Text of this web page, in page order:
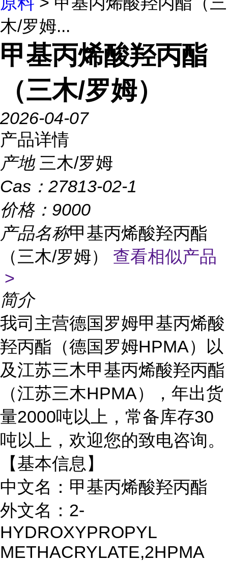
木/罗姆...
甲基丙烯酸羟丙酯
（三木/罗姆）
2026-04-07
产品详情
产地 三木/罗姆
Cas： 27813-02-1
价格： 9000
产品名称甲基丙烯酸羟丙酯
（三木/罗姆） 查看相似产品
>
简介
我司主营德国罗姆甲基丙烯酸
羟丙酯（德国罗姆HPMA）以
及江苏三木甲基丙烯酸羟丙酯
（江苏三木HPMA），年出货
量2000吨以上，常备库存30
吨以上，欢迎您的致电咨询。
【基本信息】
中文名：甲基丙烯酸羟丙酯
外文名：2-
HYDROXYPROPYL
METHACRYLATE,2HPMA